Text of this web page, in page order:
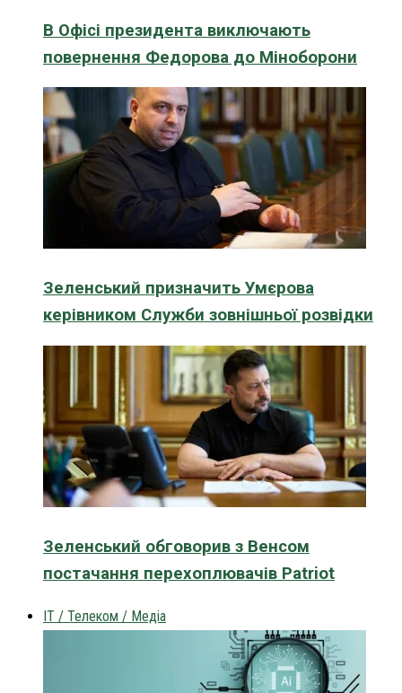
В Офісі президента виключають
повернення Федорова до Міноборони
Зеленський призначить Умєрова
керівником Служби зовнішньої розвідки
Зеленський обговорив з Венсом
постачання перехоплювачів Patriot
IT / Телеком / Медіа